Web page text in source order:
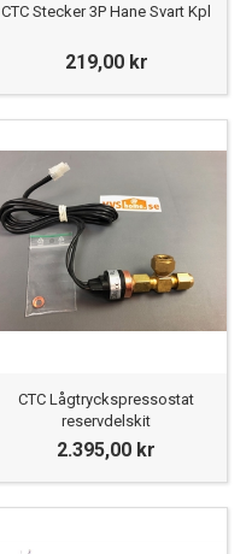
CTC Stecker 3P Hane Svart Kpl
219,00 kr
CTC Lågtryckspressostat
reservdelskit
2.395,00 kr